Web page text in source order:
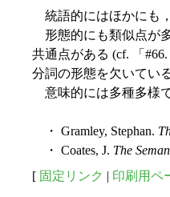
統語的にはほかにも
形態的にも類似点が
共通点がある (cf. 「#66.
分詞の形態を欠いてい
意味的には多種多様
・ Gramley, Stephan.
・ Coates, J. The
[ 固定リンク | 印刷用ペ